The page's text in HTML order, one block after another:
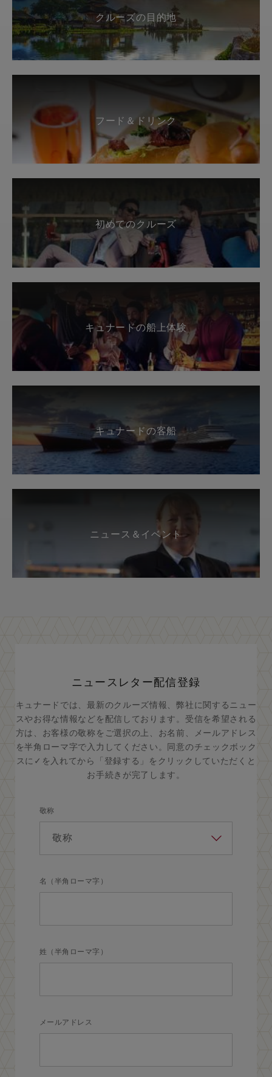
クルーズの目的地
フード＆ドリンク
初めてのクルーズ
キュナードの船上体験
キュナードの客船
ニュース＆イベント
ニュースレター配信登録
キュナードでは、最新のクルーズ情報、弊社に関するニュー
スやお得な情報などを配信しております。受信を希望される
方は、お客様の敬称をご選択の上、お名前、メールアドレス
を半角ローマ字で入力してください。同意のチェックボック
スに✓を入れてから「登録する」をクリックしていただくと
お手続きが完了します。
敬称
名（半角ローマ字）
姓（半角ローマ字）
メールアドレス